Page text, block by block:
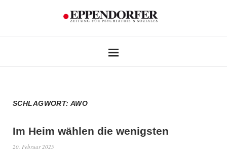
SCHLAGWORT:AWO
Im Heim wählen die wenigsten
20. Februar 2025